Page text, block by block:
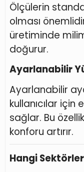
Ölçülerin
olması
üretiminde
doğurur.
Ayarlanabilir
Ayarlanabilir
kullanıcılar için
sağlar. Bu
konforu artırır.
Hangi